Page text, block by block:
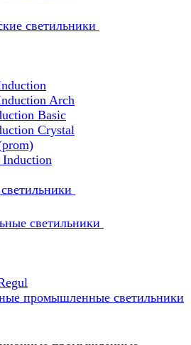
светильники
Arch
Basic
Crystal
Induction
светильники
промышленные светильники